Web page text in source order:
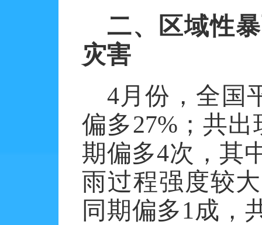
二、区域性
灾害
4月份，全国
偏多27%；共
期偏多4次，其
雨过程强度较
同期偏多1成，